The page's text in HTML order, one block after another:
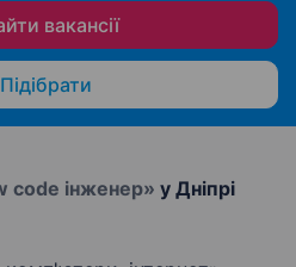
вакансії
Підібрати
code інженер» у Дніпрі